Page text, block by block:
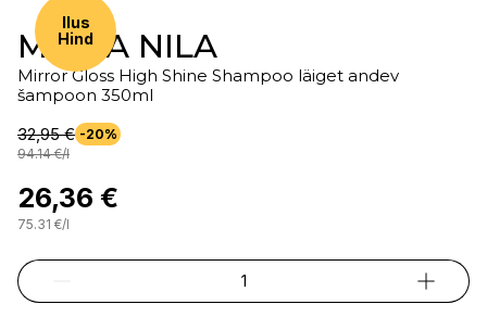
Ilus
Hind
MARIA NILA
Mirror Gloss High Shine Shampoo läiget andev
šampoon 350ml
32,95 € -20%
94.14 €/l
26,36 €
75.31 €/l